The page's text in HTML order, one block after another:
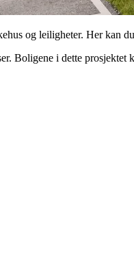
og leiligheter. Her kan
Boligene i dette